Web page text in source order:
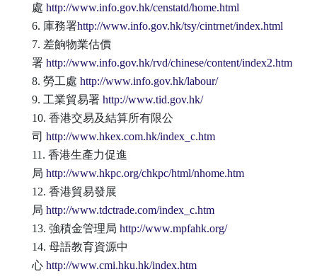
處http://www.info.gov.hk/censtatd/home.html
6. 庫務署http://www.info.gov.hk/tsy/cintrnet/index.html
7. 差餉物業估價
署http://www.info.gov.hk/rvd/chinese/content/index2.htm
8. 勞工處http://www.info.gov.hk/labour/
9. 工業貿易署http://www.tid.gov.hk/
10. 香港交易及結算所有限公
司http://www.hkex.com.hk/index_c.htm
11. 香港生產力促進
局http://www.hkpc.org/chkpc/html/nhome.htm
12. 香港貿易發展
局http://www.tdctrade.com/index_c.htm
13. 強積金管理局http://www.mpfahk.org/
14. 母語教育資源中
心http://www.cmi.hku.hk/index.htm